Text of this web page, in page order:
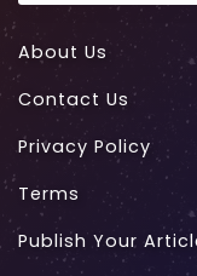
About Us
Contact Us
Privacy Policy
Terms
Publish Your